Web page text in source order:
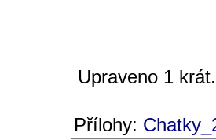
Upraveno 1
Přílohy: